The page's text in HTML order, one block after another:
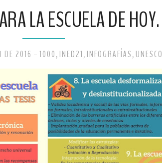
LA ESCUELA DE HOY.
DE 2016 - 1000 , INED21 , INFOGRAFÍAS , UNESCO